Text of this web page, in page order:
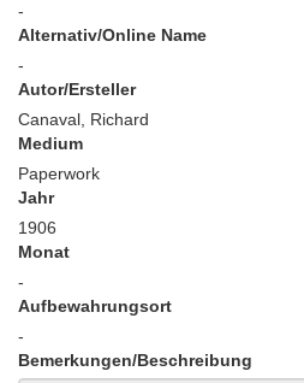
-
Alternativ/Online Name
-
Autor/Ersteller
Canaval, Richard
Medium
Paperwork
Jahr
1906
Monat
-
Aufbewahrungsort
-
Bemerkungen/Beschreibung